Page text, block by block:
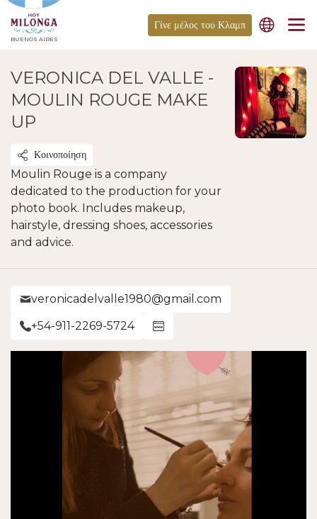
BUENOS AIRES
Γίνε μέλος του Κλαμπ
VERONICA DEL VALLE -
MOULIN ROUGE MAKE
UP
Κοινοποίηση
Moulin Rouge is a company
dedicated to the production for your
photo book. Includes makeup,
hairstyle, dressing shoes, accessories
and advice.
veronicadelvalle1980@gmail.com
+54-911-2269-5724